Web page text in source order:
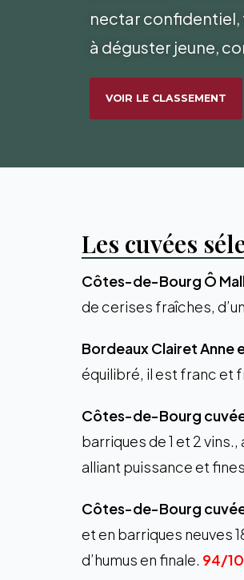
nectar confidentiel,
à déguster jeune,
VOIR LE CLASSEMENT
Les cuvées
Côtes-de-Bourg Ô
de cerises fraîches,
Bordeaux Clairet Anne
équilibré, il est franc et
Côtes-de-Bourg
barriques de 1 et 2
alliant puissance et
Côtes-de-Bourg
et en barriques neuves
d’humus en finale. 94/